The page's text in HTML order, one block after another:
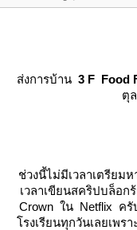
ส่งการบ้าน 3 F Food
ตุ
ช่วงนี้ไม่มีเวลาเตรียม
เวลาเขียนสคริปบล็อก
Crown ใน Netflix ค
รงเรียนทุกวันเลยเพร